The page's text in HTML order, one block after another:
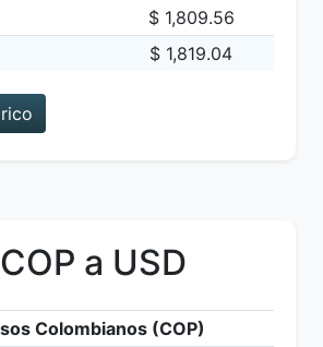
$ 1,809.56
$ 1,819.04
a USD
Colombianos (COP)